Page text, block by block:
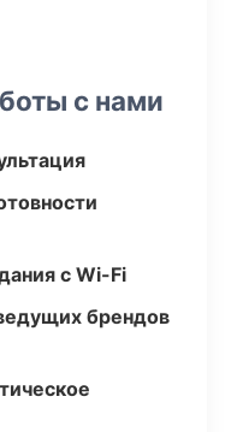
с нами
с Wi-Fi
брендов